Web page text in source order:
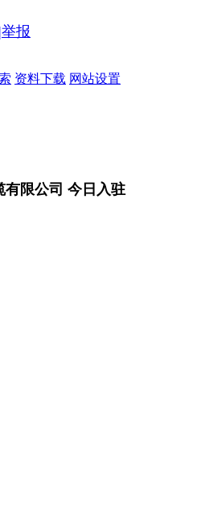
报
资料下载 网站设置
限公司 今日入驻